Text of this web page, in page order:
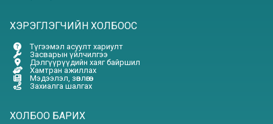
ХЭРЭГЛЭГЧИЙН ХОЛБООС
Түгээмэл асуулт хариулт
Засварын үйлчилгээ
Дэлгүүрүүдийн хаяг байршил
Хамтран ажиллах
Мэдээлэл, зөвлөгөө
Захиалга шалгах
ХОЛБОО БАРИХ